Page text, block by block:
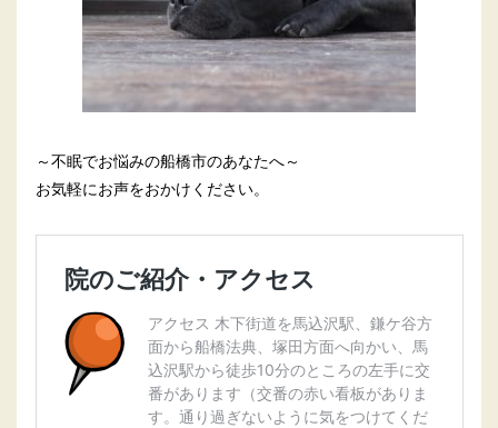
～不眠でお悩みの船橋市のあなたへ～
お気軽にお声をおかけください。